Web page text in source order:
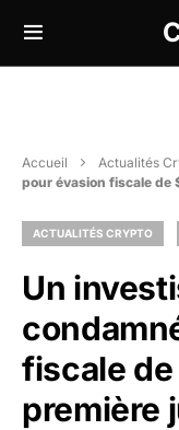
Accueil Actualités
pour évasion fiscale de
ACTUALITÉS CRYPTO
Un
fiscale
première